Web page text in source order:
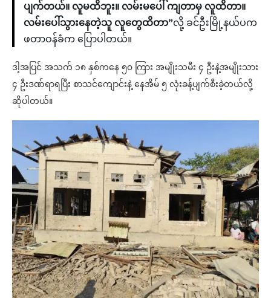
ပျက်တယ်။ လူမထိဘူး။ လမ်းမပေါ် ကျတာမှ လူထိတာ။
လမ်းပေါ်သွားနေတဲ့သူ လူတွေထိတာ”လို့ ခင်ဦးမြို့နယ်ပက
ဖတာဝန်ခံက ပြောပါတယ်။
ဒါ့အပြင် အသက် ၁၈ နှစ်ကနေ ၅၀ ကြား အမျိုးသမီး ၄ ဦးနဲ့အမျိုးသား
၄ ဦးဒဏ်ရာရပြီး စာသင်ကျောင်းနဲ့ နေအိမ် ၅ လုံးခန့်ပျက်စီးခဲ့တယ်လို့
ဆိုပါတယ်။